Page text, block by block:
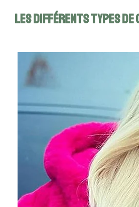
Les différents types de